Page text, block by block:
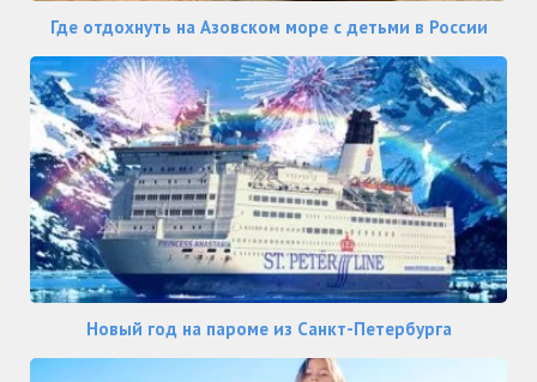
Где отдохнуть на Азовском море с детьми в России
Новый год на пароме из Санкт-Петербурга